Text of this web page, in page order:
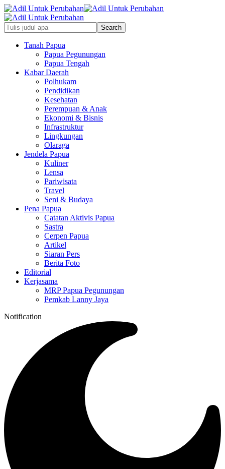
Tanah Papua
Papua Pegunungan
Papua Tengah
Kabar Daerah
Polhukam
Pendidikan
Kesehatan
Perempuan & Anak
Ekonomi & Bisnis
Infrastruktur
Lingkungan
Olaraga
Jendela Papua
Kuliner
Lensa
Pariwisata
Travel
Seni & Budaya
Pena Papua
Catatan Aktivis Papua
Sastra
Cerpen Papua
Artikel
Siaran Pers
Berita Foto
Editorial
Kerjasama
MRP Papua Pegunungan
Pemkab Lanny Jaya
Notification